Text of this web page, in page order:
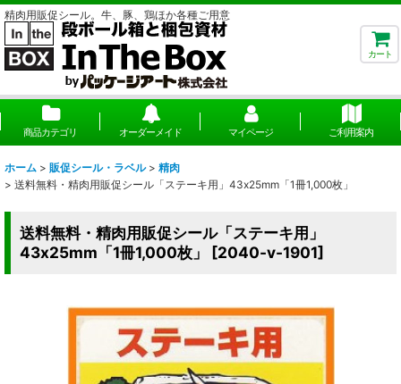
精肉用販促シール。牛、豚、鶏ほか各種ご用意
カート
商品カテゴリ オーダーメイド マイページ ご利用案内
ホーム > 販促シール・ラベル > 精肉
> 送料無料・精肉用販促シール「ステーキ用」43x25mm「1冊1,000枚」
送料無料・精肉用販促シール「ステーキ用」
43x25mm「1冊1,000枚」
[2040-v-1901]